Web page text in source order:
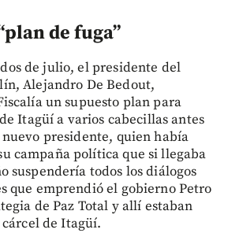
de fuga”
de julio, el presidente del
Alejandro De Bedout,
un supuesto plan para
Itagüí a varios cabecillas antes
presidente, quien había
campaña política que si llegaba
suspendería todos los diálogos
que emprendió el gobierno Petro
de Paz Total y allí estaban
de Itagüí.